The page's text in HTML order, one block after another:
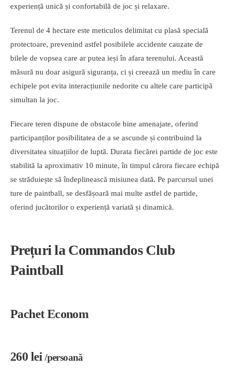
experiență unică și confortabilă de joc și relaxare.
Terenul de 4 hectare este meticulos delimitat cu plasă specială
protectoare, prevenind astfel posibilele accidente cauzate de
bilele de vopsea care ar putea ieși în afara terenului. Această
măsură nu doar asigură siguranța, ci și creează un mediu în care
echipele pot evita interacțiunile nedorite cu altele care participă
simultan la joc.
Fiecare teren dispune de obstacole bine amenajate, oferind
participanților posibilitatea de a se ascunde și contribuind la
diversitatea situațiilor de luptă. Durata fiecărei partide de joc este
stabilită la aproximativ 10 minute, în timpul cărora fiecare echipă
se străduiește să îndeplinească misiunea dată. Pe parcursul unei
ture de paintball, se desfășoară mai multe astfel de partide,
oferind jucătorilor o experiență variată și dinamică.
Prețuri la Commandos Club
Paintball
Pachet Econom
260 lei/persoană